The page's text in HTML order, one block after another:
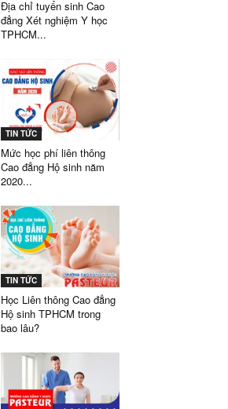
Địa chỉ tuyển sinh Cao
đẳng Xét nghiệm Y học
TPHCM...
TIN TỨC
Mức học phí liên thông
Cao đẳng Hộ sinh năm
2020...
TIN TỨC
Học Liên thông Cao đẳng
Hộ sinh TPHCM trong
bao lâu?